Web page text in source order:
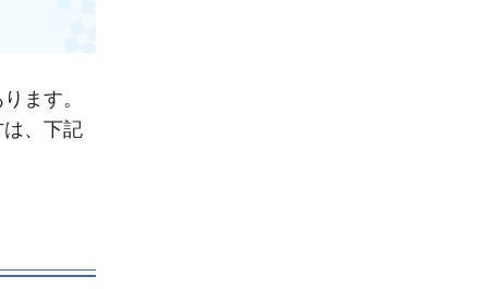
ます。
、下記